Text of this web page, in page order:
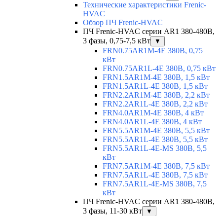
Технические характеристики Frenic-
HVAC
Обзор ПЧ Frenic-HVAC
ПЧ Frenic-HVAC серии AR1 380-480В,
3 фазы, 0,75-7,5 кВт
▼
FRN0.75AR1M-4E 380В, 0,75
кВт
FRN0.75AR1L-4E 380В, 0,75 кВт
FRN1.5AR1M-4E 380В, 1,5 кВт
FRN1.5AR1L-4E 380В, 1,5 кВт
FRN2.2AR1M-4E 380В, 2,2 кВт
FRN2.2AR1L-4E 380В, 2,2 кВт
FRN4.0AR1M-4E 380В, 4 кВт
FRN4.0AR1L-4E 380В, 4 кВт
FRN5.5AR1M-4E 380В, 5,5 кВт
FRN5.5AR1L-4E 380В, 5,5 кВт
FRN5.5AR1L-4E-MS 380В, 5,5
кВт
FRN7.5AR1M-4E 380В, 7,5 кВт
FRN7.5AR1L-4E 380В, 7,5 кВт
FRN7.5AR1L-4E-MS 380В, 7,5
кВт
ПЧ Frenic-HVAC серии AR1 380-480В,
3 фазы, 11-30 кВт
▼